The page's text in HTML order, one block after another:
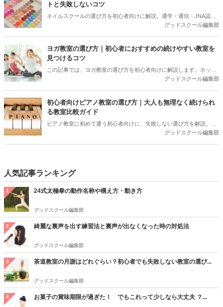
トと失敗しないコツ
ネイルスクールの選び方を初心者向けに解説。通学・通信・JNA認定
校の違い、目的別の選び方、料金相場、教育訓練給付金、体験で確認
すべきポイントまで紹介します。
グッドスクール編集部
ヨガ教室の選び方｜初心者におすすめの続けやすい教室を
見つけるコツ
この記事では、ヨガ教室の選び方を初心者向けに解説します。ホット
ヨガと常温ヨガの違いや目的別の選び方、料金相場、体験レッスンで
確認すべきポイントまでをご紹介。近くの教室はグッドスクールで条
件から比較できます。
グッドスクール編集部
初心者向けピアノ教室の選び方｜大人も無理なく続けられ
る教室比較ガイド
ピアノ教室に初めて通う初心者向けに、失敗しない選び方を解説。大
手・個人教室の違い、料金相場、先生との相性、体験レッスンで確認
すべき質問まで分かりやすく紹介します。
グッドスクール編集部
人気記事ランキング
1 24式太極拳の動作名称や構え方・動き方
グッドスクール編集部
2 綺麗な裏声を出す練習法と裏声が出なくなった時の対処法
グッドスクール編集部
3 茶道教室の月謝はどれぐらい？初心者でも失敗しない教室の選び...
グッドスクール編集部
4 お菓子の賞味期限が過ぎた！ でもこれって少しなら大丈夫 ？...